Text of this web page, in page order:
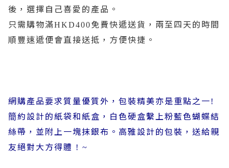
後，選擇自己喜愛的產品。
只需購物滿HKD400免費快遞送貨，兩至四天的時間
順豐速遞便會直接送抵，方便快捷。
網購產品要求質量優質外，包裝精美亦是重點之一!
簡約設計的紙袋和紙盒，白色硬盒繫上粉藍色蝴蝶結
絲帶，並附上一塊抹銀布。高雅設計的包裝，送給親
友絕對大方得體 ! ~